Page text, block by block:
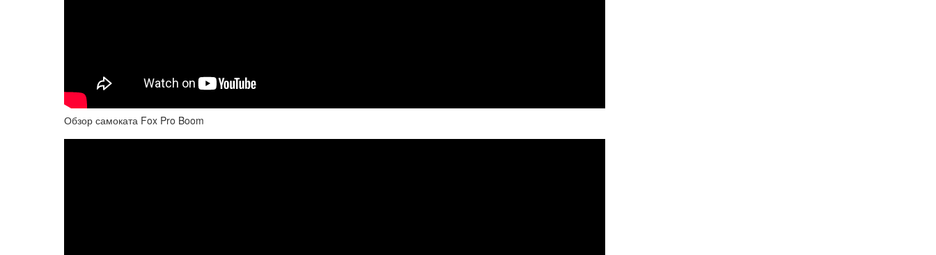
Обзор самоката Fox Pro Boom